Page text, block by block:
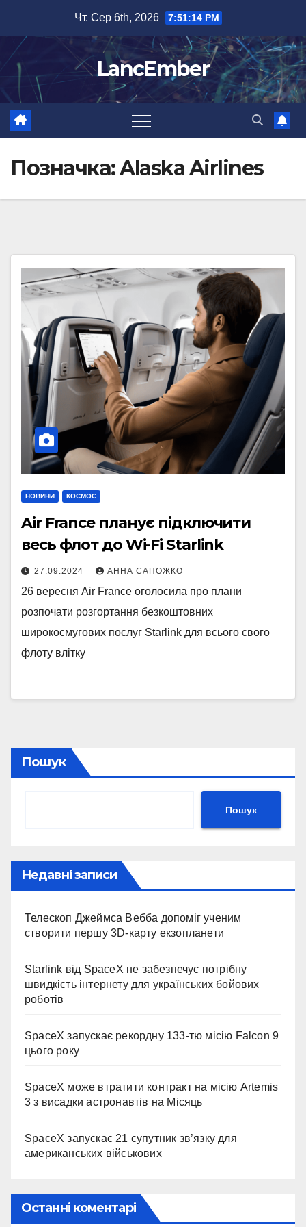
вмісту
Чт. Сер 6th, 2026 7:51:14 PM
LancEmber
Позначка:Alaska Airlines
НОВИНИ КОСМОС
Air France планує підключити
весь флот до Wi-Fi Starlink
27.09.2024 АННА САПОЖКО
26 вересня Air France оголосила про плани
розпочати розгортання безкоштовних
широкосмугових послуг Starlink для всього свого
флоту влітку
Пошук
Пошук
Недавні записи
Телескоп Джеймса Вебба допоміг ученим
створити першу 3D-карту екзопланети
Starlink від SpaceX не забезпечує потрібну
швидкість інтернету для українських бойових
роботів
SpaceX запускає рекордну 133-тю місію Falcon 9
цього року
SpaceX може втратити контракт на місію Artemis
3 з висадки астронавтів на Місяць
SpaceX запускає 21 супутник зв’язку для
американських військових
Останні коментарі